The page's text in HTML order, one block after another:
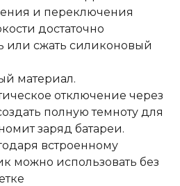
и переключения
достаточно
или сжать силиконовый
материал.
отключение через
полную темноту для
заряд батареи.
встроенному
можно использовать без